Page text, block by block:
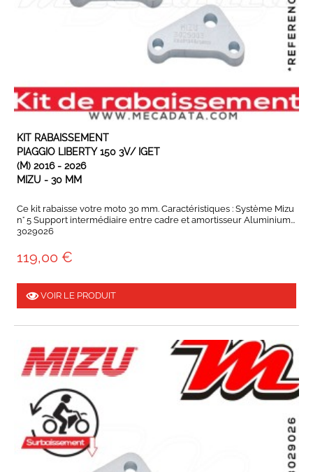
KIT RABAISSEMENT
PIAGGIO LIBERTY 150 3V/ IGET
(M) 2016 - 2026
MIZU - 30 MM
Ce kit rabaisse votre moto 30 mm. Caractéristiques : Système Mizu
n° 5 Support intermédiaire entre cadre et amortisseur Aluminium...
3029026
119,00 €
VOIR LE PRODUIT